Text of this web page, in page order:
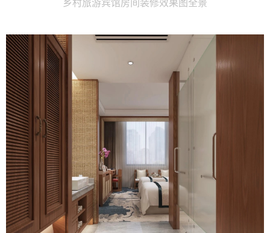
乡村旅游宾馆房间装修效果图全景